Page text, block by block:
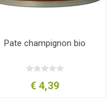
Pate champignon bio
€ 4,39